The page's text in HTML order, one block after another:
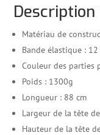
Description
Matériau de
Bande élastique :
Couleur des parties
Poids : 1300g
Longueur : 88 cm
Largeur de la tête
Hauteur de la tête